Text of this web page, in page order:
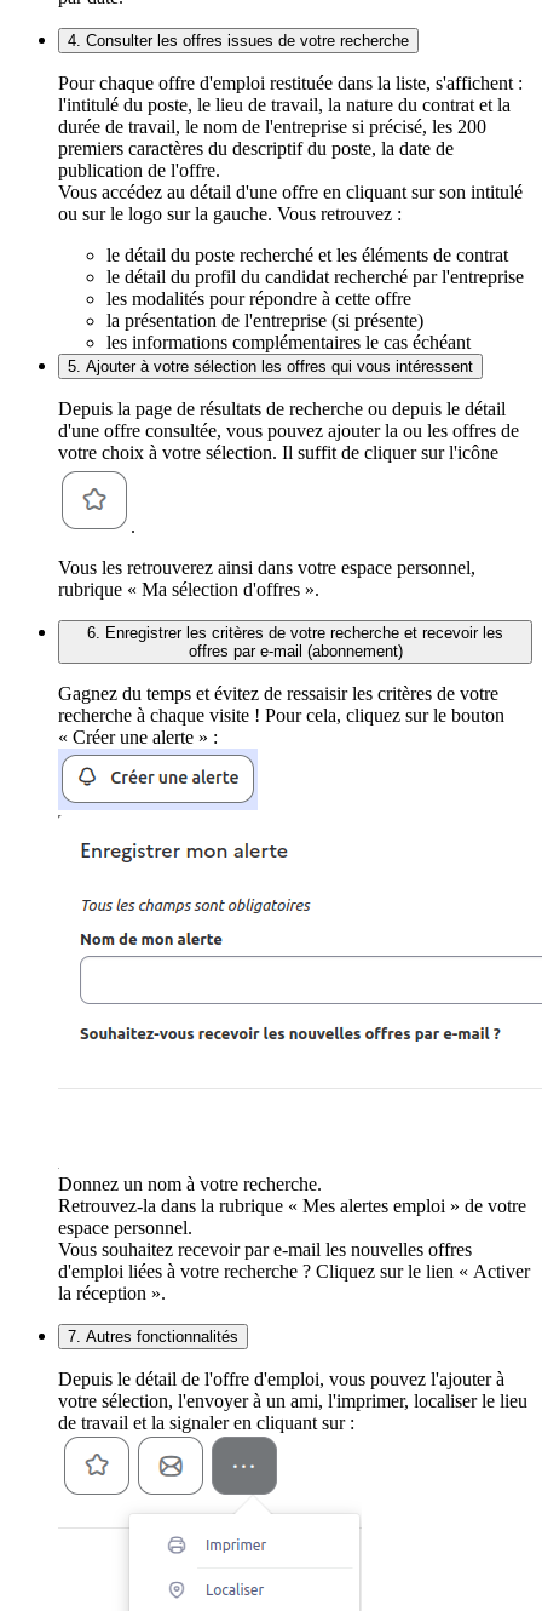
4. Consulter les offres issues de votre recherche
Pour chaque offre d'emploi restituée dans la liste, s'affichent :
l'intitulé du poste, le lieu de travail, la nature du contrat et la
durée de travail, le nom de l'entreprise si précisé, les 200
premiers caractères du descriptif du poste, la date de
publication de l'offre.
Vous accédez au détail d'une offre en cliquant sur son intitulé
ou sur le logo sur la gauche. Vous retrouvez :
le détail du poste recherché et les éléments de contrat
le détail du profil du candidat recherché par l'entreprise
les modalités pour répondre à cette offre
la présentation de l'entreprise (si présente)
les informations complémentaires le cas échéant
5. Ajouter à votre sélection les offres qui vous intéressent
Depuis la page de résultats de recherche ou depuis le détail
d'une offre consultée, vous pouvez ajouter la ou les offres de
votre choix à votre sélection. Il suffit de cliquer sur l'icône
.
Vous les retrouverez ainsi dans votre espace personnel,
rubrique « Ma sélection d'offres ».
6. Enregistrer les critères de votre recherche et recevoir les
offres par e-mail (abonnement)
Gagnez du temps et évitez de ressaisir les critères de votre
recherche à chaque visite ! Pour cela, cliquez sur le bouton
« Créer une alerte » :
Donnez un nom à votre recherche.
Retrouvez-la dans la rubrique « Mes alertes emploi » de votre
espace personnel.
Vous souhaitez recevoir par e-mail les nouvelles offres
d'emploi liées à votre recherche ? Cliquez sur le lien « Activer
la réception ».
7. Autres fonctionnalités
Depuis le détail de l'offre d'emploi, vous pouvez l'ajouter à
votre sélection, l'envoyer à un ami, l'imprimer, localiser le lieu
de travail et la signaler en cliquant sur :